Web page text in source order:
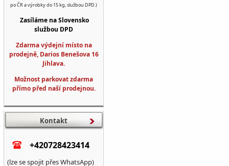
po ČR a výrobky do 15 kg, službou DPD.)
Zasíláme na Slovensko
službou DPD
Zdarma výdejní místo na
prodejně, Darios Benešova 16
Jihlava.
Možnost parkovat zdarma
přímo před naší prodejnou.
Kontakt
+420728423414
(lze se spojit přes WhatsApp)